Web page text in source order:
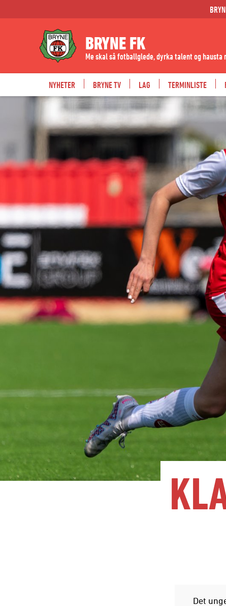
BRYNE FK
Me skal så fotballglede, dyrka talent og hausta
NYHETER BRYNE TV LAG TERMINLISTE
Det